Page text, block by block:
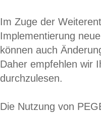
Im Zuge der
Implementierung
können auch
Daher empfehlen wir
durchzulesen.
Die Nutzung von